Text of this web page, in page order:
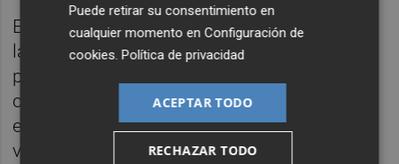
El Supremo respalda la sentencia del TSJM,
la cual estableció que la ley y el reglamento
permiten con claridad que los vehículos que
cuenten con licencia VTC transporten tanto
el equipaje de los viajeros que ocupan el
vehículo como otros objetos o encargos
Puede retirar su consentimiento en
cualquier momento enConfiguración de
cookies .Política de privacidad
ACEPTAR TODO
RECHAZAR TODO